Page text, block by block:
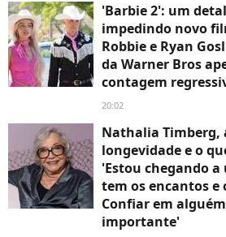
'Barbie 2': um
impedindo novo
Robbie e Ryan
da Warner Bros
contagem
20:02
Nathalia Timberg,
longevidade e o
'Estou chegando a
tem os encantos e
Confiar em
importante'